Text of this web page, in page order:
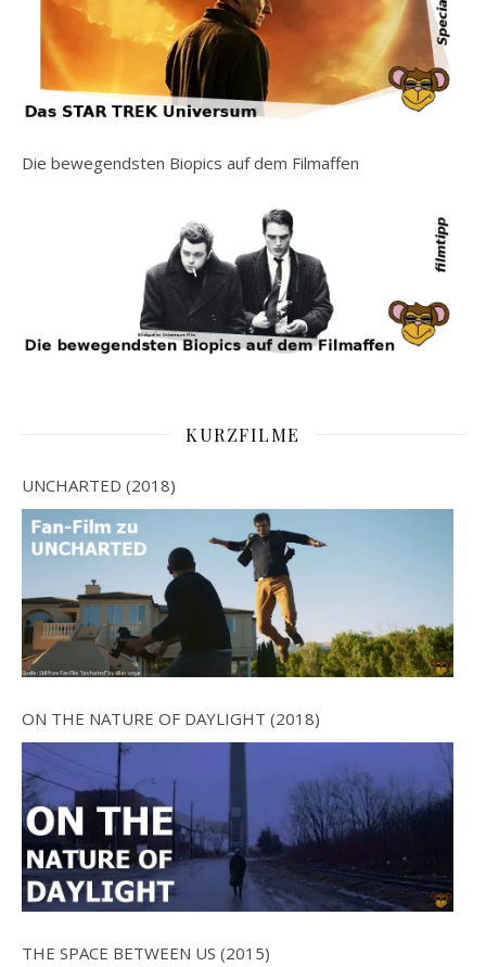
Die bewegendsten Biopics auf dem Filmaffen
KURZFILME
UNCHARTED (2018)
ON THE NATURE OF DAYLIGHT (2018)
THE SPACE BETWEEN US (2015)